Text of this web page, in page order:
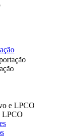
e LPCO
LPCO